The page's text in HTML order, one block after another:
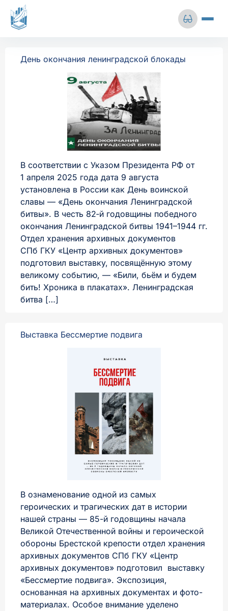
Архивная деятельность
+7 (812) 241-51-78
info@gkuoa.ru
Перейти
содержимому
День окончания ленинградской блокады
В соответствии с Указом Президента РФ от
1 апреля 2025 года дата 9 августа
установлена в России как День воинской
славы — «День окончания Ленинградской
битвы». В честь 82‑й годовщины победного
окончания Ленинградской битвы 1941–1944 гг.
Отдел хранения архивных документов
СПб ГКУ «Центр архивных документов»
подготовил выставку, посвящённую этому
великому событию, — «Били, бьём и будем
бить! Хроника в плакатах». Ленинградская
битва […]
Выставка Бессмертие подвига
В ознаменование одной из самых
героических и трагических дат в истории
нашей страны — 85-й годовщины начала
Великой Отечественной войны и героической
обороны Брестской крепости отдел хранения
архивных документов СПб ГКУ «Центр
архивных документов» подготовил выставку
«Бессмертие подвига». Экспозиция,
основанная на архивных документах и фото-
материалах. Особое внимание уделено
Размер шрифта
А+
Цветовая схема
Ц Ц
Изображения
Межбуквенный
Среднее Большое
Межстрочный
интервал
Средний Большой